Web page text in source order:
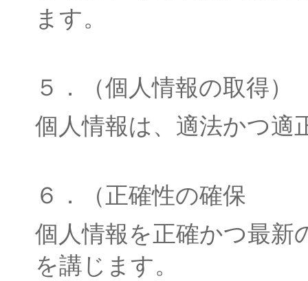
ます。
５．（個人情報の取得）
個人情報は、適法かつ適
６．（正確性の確保
個人情報を正確かつ最新
を講じます。